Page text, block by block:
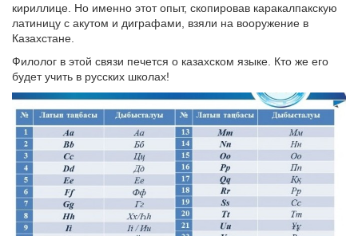
кириллице. Но именно этот опыт, скопировав каракалпакскую
латиницу с акутом и диграфами, взяли на вооружение в
Казахстане.
Филолог в этой связи печется о казахском языке. Кто же его
будет учить в русских школах!